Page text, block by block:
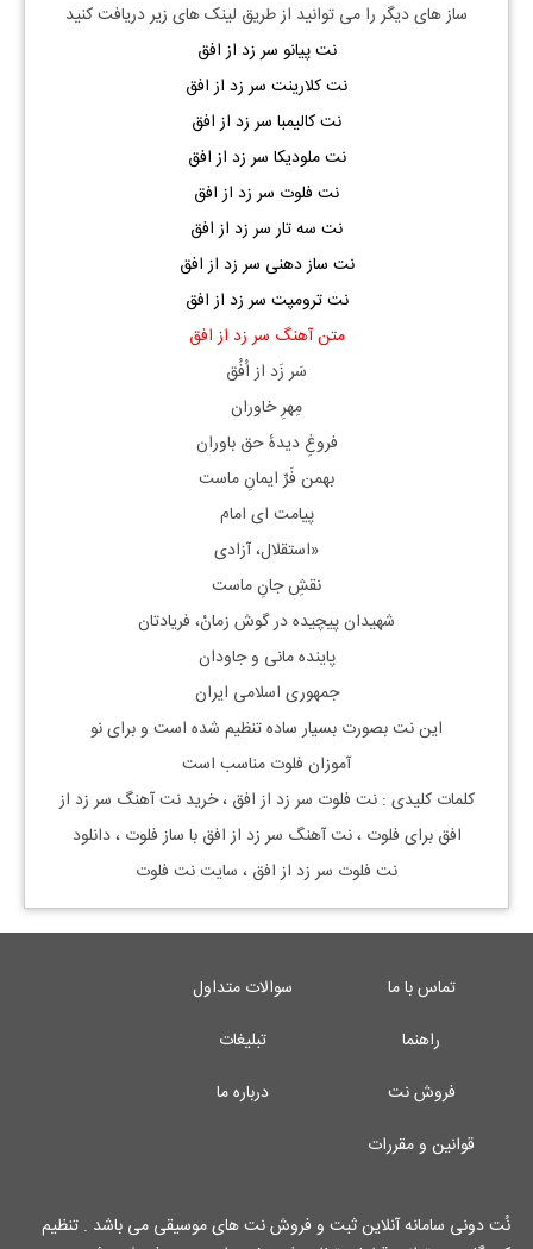
ساز های دیگر را می توانید از طریق لینک های زیر دریافت کنید
نت پیانو سر زد از افق
نت کلارینت سر زد از افق
نت کالیمبا سر زد از افق
نت ملودیکا سر زد از افق
نت فلوت سر زد از افق
نت سه تار سر زد از افق
نت ساز دهنی سر زد از افق
نت ترومپت سر زد از افق
متن آهنگ سر زد از افق
سَر زَد از اُفُق
مِهرِ خاوران
فروغِ دیدهٔ حق باوران
بهمن فَرِّ ایمانِ ماست
پیامت ای امام
«استقلال، آزادی
نقشِ جانِ ماست
شهیدان پیچیده در گوش زمانْ، فریادتان
پاینده مانی و جاودان
جمهوری اسلامی ایران
این نت بصورت بسیار ساده تنظیم شده است و برای نو
آموزان فلوت مناسب است
کلمات کلیدی : نت فلوت سر زد از افق ، خرید نت آهنگ سر زد از
افق برای فلوت ، نت آهنگ سر زد از افق با سازفلوت ، دانلود
نت فلوت سر زد از افق ، سایت نت فلوت
تماس با ما
سوالات متداول
راهنما
تبلیغات
فروش نت
درباره ما
قوانین و مقررات
نُت دونی سامانه آنلاین ثبت و فروش نت های موسیقی می باشد . تنظیم